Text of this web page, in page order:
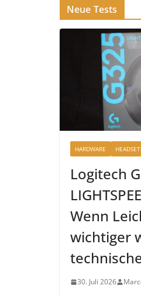
Neue Tests
HARDWARE
Logitech
Wenn
wichtiger
30. Juli 2026